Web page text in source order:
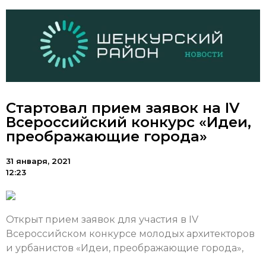
Стартовал прием заявок на IV
Всероссийский конкурс «Идеи,
преображающие города»
31 января, 2021
12:23
Открыт прием заявок для участия в IV
Всероссийском конкурсе молодых архитекторов
и урбанистов «Идеи, преображающие города»,